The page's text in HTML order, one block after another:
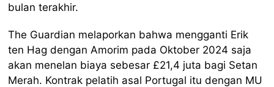
bulan terakhir.
The Guardian melaporkan bahwa mengganti Erik
ten Hag dengan Amorim pada Oktober 2024 saja
akan menelan biaya sebesar £21,4 juta bagi Setan
Merah. Kontrak pelatih asal Portugal itu dengan MU